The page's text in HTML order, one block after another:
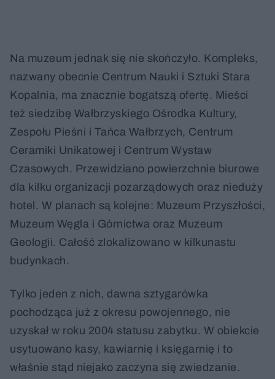
Na muzeum jednak się nie skończyło. Kompleks,
nazwany obecnie Centrum Nauki i Sztuki Stara
Kopalnia, ma znacznie bogatszą ofertę. Mieści
też siedzibę Wałbrzyskiego Ośrodka Kultury,
Zespołu Pieśni i Tańca Wałbrzych, Centrum
Ceramiki Unikatowej i Centrum Wystaw
Czasowych. Przewidziano powierzchnie biurowe
dla kilku organizacji pozarządowych oraz nieduży
hotel. W planach są kolejne: Muzeum Przyszłości,
Muzeum Węgla i Górnictwa oraz Muzeum
Geologii. Całość zlokalizowano w kilkunastu
budynkach.
Tylko jeden z nich, dawna sztygarówka
pochodząca już z okresu powojennego, nie
uzyskał w roku 2004 statusu zabytku. W obiekcie
usytuowano kasy, kawiarnię i księgarnię i to
właśnie stąd niejako zaczyna się zwiedzanie.